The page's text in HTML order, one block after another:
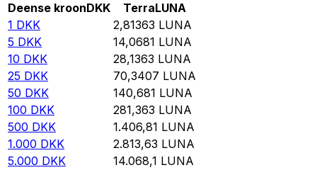
Deense kroonDKK TerraLUNA
1 DKK 2,81363 LUNA
5 DKK 14,0681 LUNA
10 DKK 28,1363 LUNA
25 DKK 70,3407 LUNA
50 DKK 140,681 LUNA
100 DKK 281,363 LUNA
500 DKK 1.406,81 LUNA
1.000 DKK 2.813,63 LUNA
5.000 DKK 14.068,1 LUNA